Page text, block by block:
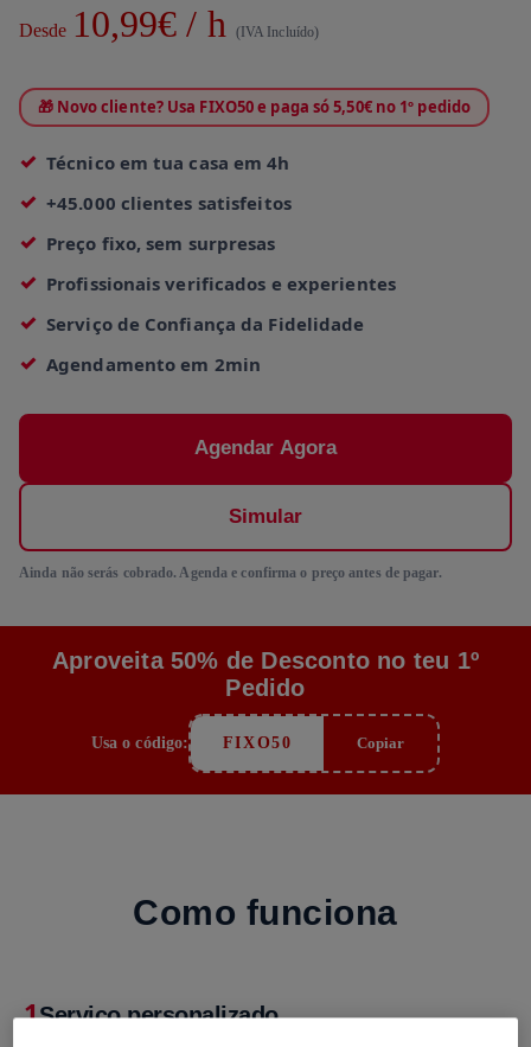
Desde 10,99€ / h (IVA Incluído)
🎁 Novo cliente? Usa FIXO50 e paga só 5,50€ no 1º pedido
Técnico em tua casa em 4h
+45.000 clientes satisfeitos
Preço fixo, sem surpresas
Profissionais verificados e experientes
Serviço de Confiança da Fidelidade
Agendamento em 2min
Agendar Agora
Simular
Ainda não serás cobrado. Agenda e confirma o preço antes de pagar.
Aproveita 50% de Desconto no teu 1º
Pedido
Usa o código: FIXO50 Copiar
Como funciona
1Serviço personalizado